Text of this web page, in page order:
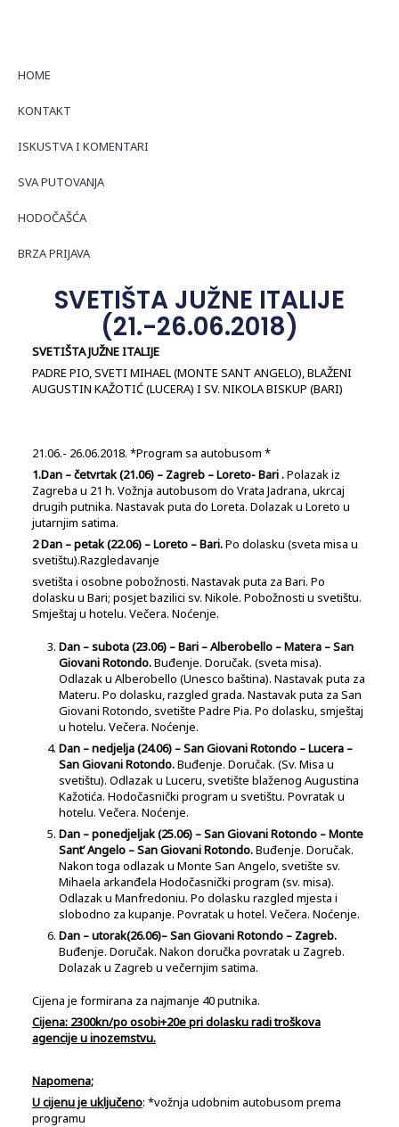
HOME
KONTAKT
ISKUSTVA I KOMENTARI
SVA PUTOVANJA
HODOČAŠĆA
BRZA PRIJAVA
SVETIŠTA JUŽNE ITALIJE
(21.-26.06.2018)
SVETIŠTA JUŽNE ITALIJE
PADRE PIO, SVETI MIHAEL (MONTE SANT ANGELO), BLAŽENI
AUGUSTIN KAŽOTIĆ (LUCERA) I SV. NIKOLA BISKUP (BARI)
21.06.- 26.06.2018. *Program sa autobusom *
1.Dan – četvrtak (21.06) – Zagreb – Loreto- Bari.Polazak iz
Zagreba u 21 h. Vožnja autobusom do Vrata Jadrana, ukrcaj
drugih putnika. Nastavak puta do Loreta. Dolazak u Loreto u
jutarnjim satima.
2 Dan – petak (22.06) – Loreto – Bari.Po dolasku (sveta misa u
svetištu).Razgledavanje
svetišta i osobne pobožnosti. Nastavak puta za Bari. Po
dolasku u Bari; posjet bazilici sv. Nikole. Pobožnosti u svetištu.
Smještaj u hotelu. Večera. Noćenje.
Dan – subota (23.06) – Bari – Alberobello – Matera –San
Giovani Rotondo.Buđenje. Doručak. (sveta misa).
Odlazak u Alberobello (Unesco baština). Nastavak puta za
Materu. Po dolasku, razgled grada. Nastavak puta za San
Giovani Rotondo, svetište Padre Pia. Po dolasku, smještaj
u hotelu. Večera. Noćenje.
Dan – nedjelja (24.06) – San Giovani Rotondo – Lucera –
San Giovani Rotondo.Buđenje. Doručak. (Sv. Misa u
svetištu). Odlazak u Luceru, svetište blaženog Augustina
Kažotića. Hodočasnički program u svetištu. Povratak u
hotelu. Večera. Noćenje.
Dan – ponedjeljak (25.06) – San Giovani Rotondo –Monte
Sant’ Angelo – San Giovani Rotondo.Buđenje. Doručak.
Nakon toga odlazak u Monte San Angelo, svetište sv.
Mihaela arkanđela Hodočasnički program (sv. misa).
Odlazak u Manfredoniu. Po dolasku razgled mjesta i
slobodno za kupanje. Povratak u hotel. Večera. Noćenje.
Dan – utorak(26.06)– San Giovani Rotondo – Zagreb.
Buđenje. Doručak. Nakon doručka povratak u Zagreb.
Dolazak u Zagreb u večernjim satima.
Cijena je formirana za najmanje 40 putnika.
Cijena: 2300kn/po osobi+20e pri dolasku radi troškova
agencije u inozemstvu.
Napomena;
U cijenu je uključeno: *vožnja udobnim autobusom prema
programu